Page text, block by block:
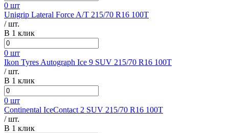
0 шт
Unigrip Lateral Force A/T 215/70 R16 100T
/ шт.
В 1 клик
0 шт
Ikon Tyres Autograph Ice 9 SUV 215/70 R16 100T
/ шт.
В 1 клик
0 шт
Continental IceContact 2 SUV 215/70 R16 100T
/ шт.
В 1 клик